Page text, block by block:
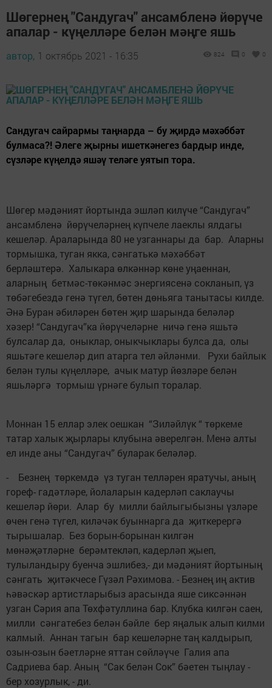
Шөгернең "Сандугач" ансамбленә йөрүче
апалар - күңелләре белән мәңге яшь
автор, 1 октябрь 2021 - 16:35 824 0 0
Сандугач сайрармы таңнарда – бу җирдә мәхәббәт
булмаса?! Әлеге җырны ишеткәнегез бардыр инде,
сүзләре күңелдә яшәү теләге уятып тора.
Шөгер мәдәният йортында эшләп килүче “Сандугач”
ансамбленә йөрүчеләрнең күпчеле лаеклы ялдагы
кешеләр. Араларында 80 не узганнары да бар. Аларны
тормышка, туган якка, сәнгатькә мәхәббәт
берләштерә. Халыкара өлкәннәр көне уңаеннан,
аларның бетмәс-төкәнмәс энергиясенә сокланып, үз
төбәгебездә генә түгел, бөтен дөньяга танытасы килде.
Әнә Буран әбиләрен бөтен җир шарында беләләр
хәзер! “Сандугач”ка йөрүчеләрне ничә генә яшьтә
булсалар да, оныклар, оныкчыклары булса да, олы
яшьтәге кешеләр дип атарга тел әйләнми. Рухи байлык
белән тулы күңелләре, ачык матур йөзләре белән
яшьләргә тормыш үрнәге булып торалар.
Моннан 15 еллар элек оешкан “Зиләйлүк “ төркеме
татар халык җырлары клубына әверелгән. Менә алты
ел инде аны “Сандугач” буларак беләләр.
- Безнең төркемдә үз туган телләрен яратучы, аның
гореф- гадәтләре, йолаларын кадерләп саклаучы
кешеләр йөри. Алар бу милли байлыгыбызны үзләре
өчен генә түгел, киләчәк буыннарга да җиткерергә
тырышалар. Без борын-борынан килгән
мөнәҗәтләрне берәмтекләп, кадерләп җыеп,
тулыландыру буенча эшлибез,- ди мәдәният йортының
сәнгать җитәкчесе Гүзәл Рәхимова. - Безнең иң актив
һәвәскәр артистларыбыз арасында яше сиксәннән
узган Сәрия апа Төхфәтуллина бар. Клубка килгән саен,
милли сәнгатебез белән бәйле бер яңалык алып килми
калмый. Аннан тагын бар кешеләрне таң калдырып,
озын-озын бәетләрне яттан сөйләүче Галия апа
Садриева бар. Аның “Сак белән Сок” бәетен тыңлау -
бер хозурлык, - ди.